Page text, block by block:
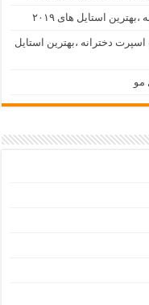
استایل های ۲۰۱۹
دخترانه ،بهترین استایل
مو